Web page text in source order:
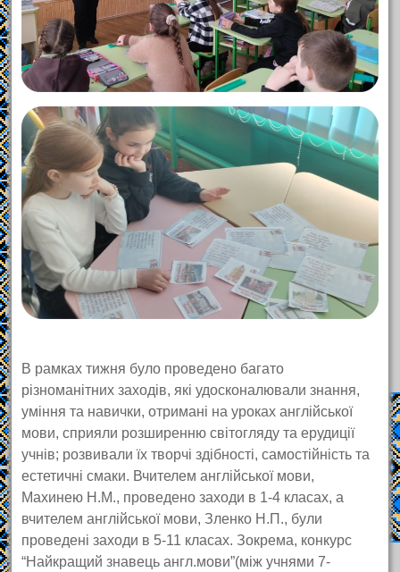
В рамках тижня було проведено багато
різноманітних заходів, які удосконалювали знання,
уміння та навички, отримані на уроках англійської
мови, сприяли розширенню світогляду та ерудиції
учнів; розвивали їх творчі здібності, самостійність та
естетичні смаки. Вчителем англійської мови,
Махинею Н.М., проведено заходи в 1-4 класах, а
вчителем англійської мови, Зленко Н.П., були
проведені заходи в 5-11 класах. Зокрема, конкурс
“Найкращий знавець англ.мови”(між учнями 7-